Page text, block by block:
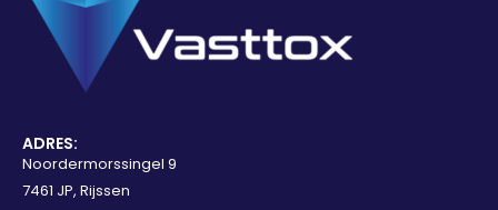
ADRES:
Noordermorssingel 9
7461 JP, Rijssen